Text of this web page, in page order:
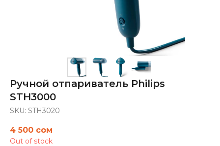
Ручной отпариватель Philips
STH3000
SKU: STH3020
4 500 сом
Out of stock